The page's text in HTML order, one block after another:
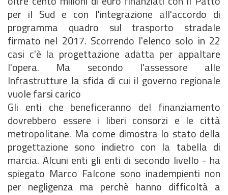
per il Sud e con l'integrazione all'accordo di
programma quadro sul trasporto stradale
firmato nel 2017. Scorrendo l'elenco solo in 22
casi c'è la progettazione adatta per appaltare
l'opera. Ma secondo l'assessore alle
Infrastrutture la sfida di cui il governo regionale
vuole farsi carico
Gli enti che beneficeranno del finanziamento
dovrebbero essere i liberi consorzi e le città
metropolitane. Ma come dimostra lo stato della
progettazione sono indietro con la tabella di
marcia. Alcuni enti gli enti di secondo livello - ha
spiegato Marco Falcone sono inadempienti non
per negligenza ma perchè hanno difficoltà a